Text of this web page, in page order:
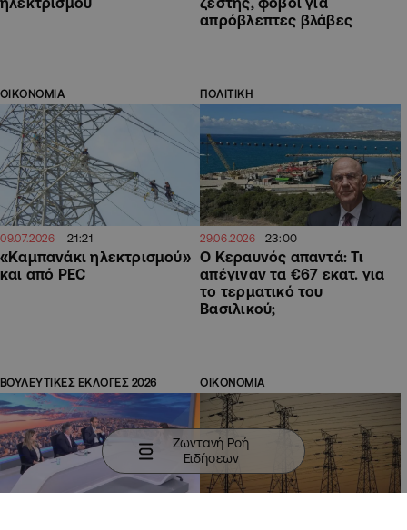
απρόβλεπτες βλάβες
ΟΙΚΟΝΟΜΙΑ
09.07.2026 21:21
«Καμπανάκι ηλεκτρισμού»
και από PEC
ΠΟΛΙΤΙΚΗ
29.06.2026 23:00
Ο Κεραυνός απαντά: Τι
απέγιναν τα €67 εκατ. για
το τερματικό του
Βασιλικού;
ΒΟΥΛΕΥΤΙΚΕΣ ΕΚΛΟΓΕΣ 2026 ΟΙΚΟΝΟΜΙΑ
Ζωντανή Ροή
Ειδήσεων